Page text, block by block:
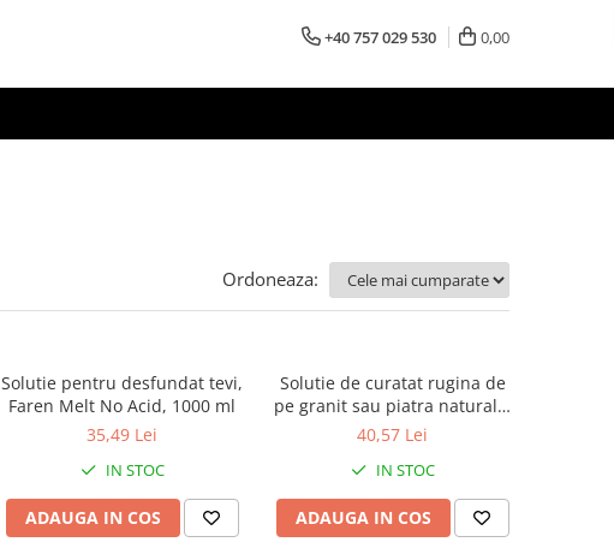
+40 757 029 530 0,00
Ordoneaza:
Solutie pentru desfundat tevi,
Faren Melt No Acid, 1000 ml
35,49 Lei
IN STOC
ADAUGA IN COS
Solutie de curatat rugina de
pe granit sau piatra naturala,
Faren No Rust Gel, 250ml
40,57 Lei
IN STOC
ADAUGA IN COS